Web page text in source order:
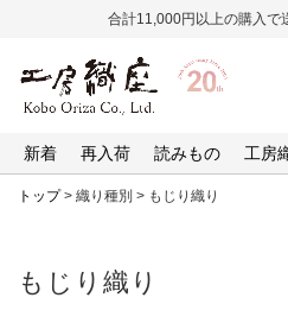
合計11,000円以上の購入で
新着 再入荷 読みもの 工房
トップ> 織り種別 > もじり織り
もじり織り